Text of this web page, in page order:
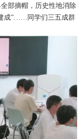
部摘帽，历史性地消除
成”……同学们三五成群